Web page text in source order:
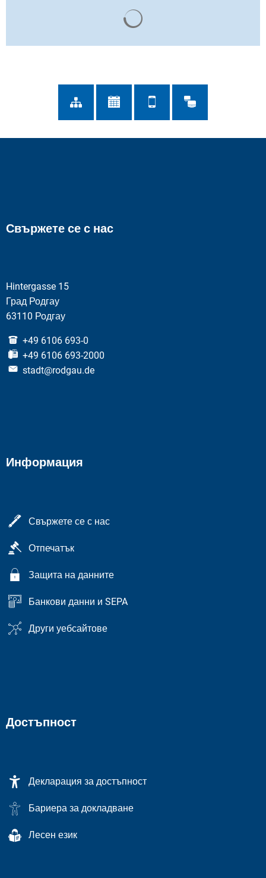
Свържете се с нас
Hintergasse 15
Град Родгау
63110 Родгау
+49 6106 693-0
+49 6106 693-2000
stadt@rodgau.de
Информация
Свържете се с нас
Отпечатък
Защита на данните
Банкови данни и SEPA
Други уебсайтове
Достъпност
Декларация за достъпност
Бариера за докладване
Лесен език